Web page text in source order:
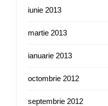
iunie 2013
martie 2013
ianuarie 2013
octombrie 2012
septembrie 2012